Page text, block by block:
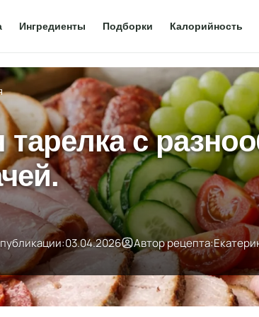
Ингредиенты Подборки Калорийность
с
03.04.2026 Автор рецепта: